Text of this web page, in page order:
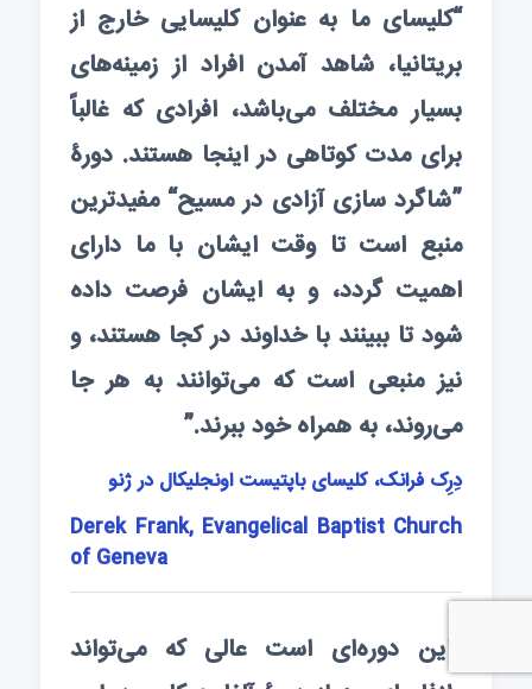
“کلیسای ما به عنوان کلیسایی خارج از
بریتانیا، شاهد آمدن افراد از زمینه‌های
بسیار مختلف می‌باشد، افرادی که غالباً
برای مدت کوتاهی در اینجا هستند. دورۀ
”شاگرد سازی آزادی در مسیح“ مفیدترین
منبع است تا وقت ایشان با ما دارای
اهمیت گردد، و به ایشان فرصت داده
شود تا ببینند با خداوند در کجا هستند، و
نیز منبعی است که می‌توانند به هر جا
می‌روند، به همراه خود ببرند.”
دِرِک فرانک، کلیسای باپتیست اونجلیکال در ژنو
Derek Frank, Evangelical Baptist Church
of Geneva
“این دوره‌ای است عالی که می‌تواند